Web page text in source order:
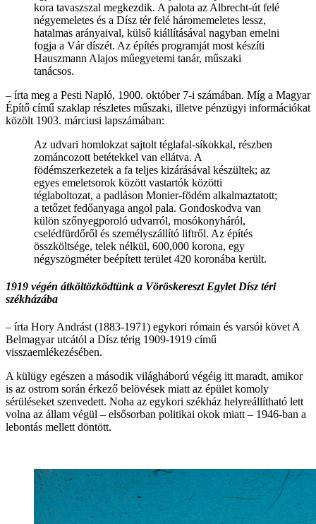
kora tavaszszal megkezdik. A palota az Albrecht-út felé
négyemeletes és a Dísz tér felé háromemeletes lessz,
hatalmas arányaival, külső kiállításával nagyban emelni
fogja a Vár díszét. Az építés programját most készíti
Hauszmann Alajos műegyetemi tanár, műszaki
tanácsos.
– írta meg a Pesti Napló, 1900. október 7-i számában. Míg a Magyar
Építő című szaklap részletes műszaki, illetve pénzügyi információkat
közölt 1903. márciusi lapszámában:
Az udvari homlokzat sajtolt téglafal-síkokkal, részben
zománcozott betétekkel van ellátva. A
födémszerkezetek a fa teljes kizárásával készültek; az
egyes emeletsorok között vastartók közötti
téglaboltozat, a padláson Monier-födém alkalmaztatott;
a tetőzet fedőanyaga angol pala. Gondoskodva van
külön szőnyegporoló udvarról, mosókonyháról,
cselédfürdőről és személyszállító liftről. Az építés
összköltsége, telek nélkül, 600,000 korona, egy
négyszögméter beépített terület 420 koronába került.
1919 végén átköltözködtünk a Vöröskereszt Egylet Dísz téri
székházába
– írta Hory Andrást (1883-1971) egykori rómain és varsói követ A
Belmagyar utcától a Dísz térig 1909-1919 című
visszaemlékezésében.
A külügy egészen a második világháború végéig itt maradt, amikor
is az ostrom során érkező belövések miatt az épület komoly
sérüléseket szenvedett. Noha az egykori székház helyreállítható lett
volna az állam végül – elsősorban politikai okok miatt – 1946-ban a
lebontás mellett döntött.